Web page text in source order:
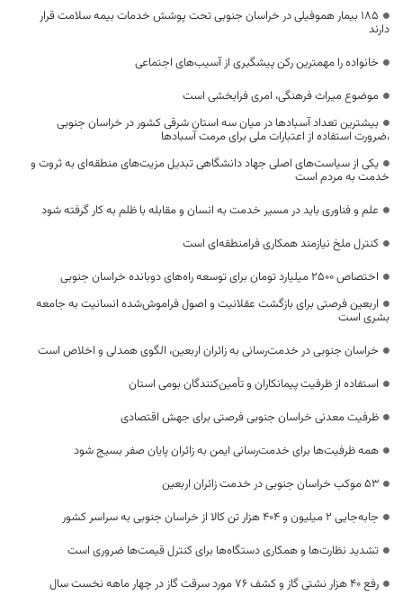
۱۸۵ بیمار هموفیلی در خراسان جنوبی تحت پوشش خدمات بیمه سلامت قرار
دارند
خانواده را مهمترین رکن پیشگیری از آسیب‌های اجتماعی
موضوع میراث فرهنگی، امری فرابخشی است
بیشترین تعداد آسبادها در میان سه استان شرقی کشور در خراسان جنوبی
،ضرورت استفاده از اعتبارات ملی برای مرمت آسبادها
یکی از سیاست‌های اصلی جهاد دانشگاهی تبدیل مزیت‌های منطقه‌ای به ثروت و
خدمت به مردم است
علم و فناوری باید در مسیر خدمت به انسان و مقابله با ظلم به کار گرفته شود
کنترل ملخ نیازمند همکاری فرامنطقه‌ای است
اختصاص 2500 میلیارد تومان برای توسعه راه‌های دوبانده خراسان جنوبی
اربعین فرصتی برای بازگشت عقلانیت و اصول فراموش‌شده انسانیت به جامعه
بشری است
خراسان جنوبی در خدمت‌رسانی به زائران اربعین، الگوی همدلی و اخلاص است
استفاده از ظرفیت پیمانکاران و تأمین‌کنندگان بومی استان
ظرفیت معدنی خراسان جنوبی فرصتی برای جهش اقتصادی
همه ظرفیت‌ها برای خدمت‌رسانی ایمن به زائران پایان صفر بسیج شود
53 موکب خراسان جنوبی در خدمت زائران اربعین
جابه‌جایی 2 میلیون و 404 هزار تن کالا از خراسان جنوبی به سراسر کشور
تشدید نظارت‌ها و همکاری دستگاه‌ها برای کنترل قیمت‌ها ضروری است
رفع 40 هزار نشتی گاز و کشف 76 مورد سرقت گاز در چهار ماهه نخست سال